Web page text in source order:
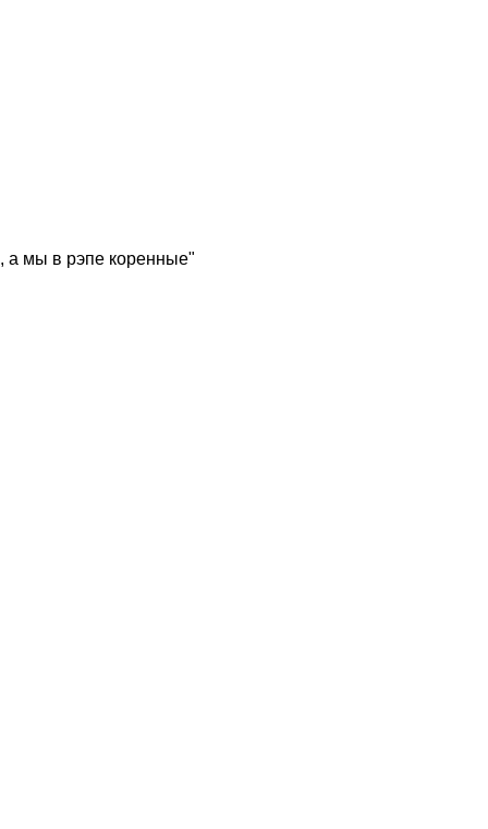
а мы в рэпе коренные"